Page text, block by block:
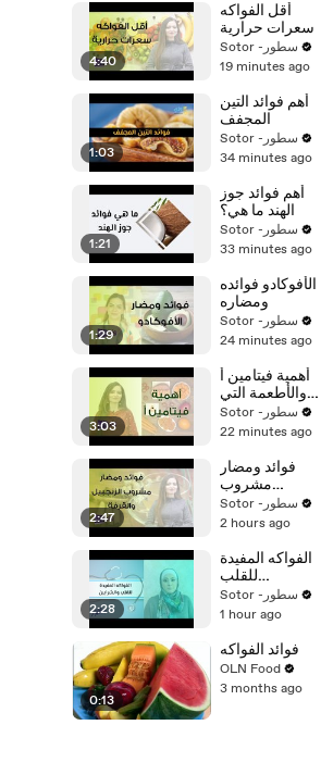
4:40
أقل الفواكه
سعرات حرارية
Sotor -سطور
19 minutes ago
1:03
أهم فوائد التين
المجفف
Sotor -سطور
34 minutes ago
1:21
أهم فوائد جوز
الهند ما هي؟
Sotor -سطور
33 minutes ago
1:29
الأفوكادو فوائده
ومضاره
Sotor -سطور
24 minutes ago
3:03
أهمية فيتامين أ
والأطعمة التي
تحتويه Sotor -سطور
22 minutes ago
2:47
فوائد ومضار
مشروب
الزنجبيل
والقرفة
Sotor -سطور
2 hours ago
2:28
الفواكه المفيدة
للقلب
والشرايينSotor -سطور
1 hour ago
0:13
فوائد الفواكه
OLN Food
3 months ago